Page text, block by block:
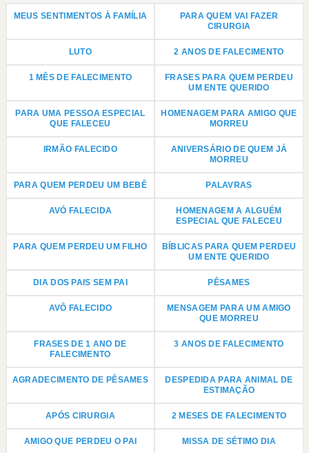
MEUS SENTIMENTOS À FAMÍLIA
PARA QUEM VAI FAZER
CIRURGIA
LUTO 2 ANOS DE FALECIMENTO
1 MÊS DE FALECIMENTO
FRASES PARA QUEM PERDEU
UM ENTE QUERIDO
PARA UMA PESSOA ESPECIAL
QUE FALECEU
HOMENAGEM PARA AMIGO QUE
MORREU
IRMÃO FALECIDO
ANIVERSÁRIO DE QUEM JÁ
MORREU
PARA QUEM PERDEU UM BEBÊ PALAVRAS
AVÓ FALECIDA
HOMENAGEM A ALGUÉM
ESPECIAL QUE FALECEU
PARA QUEM PERDEU UM FILHO
BÍBLICAS PARA QUEM PERDEU
UM ENTE QUERIDO
DIA DOS PAIS SEM PAI PÊSAMES
AVÔ FALECIDO
MENSAGEM PARA UM AMIGO
QUE MORREU
FRASES DE 1 ANO DE
FALECIMENTO
3 ANOS DE FALECIMENTO
AGRADECIMENTO DE PÊSAMES
DESPEDIDA PARA ANIMAL DE
ESTIMAÇÃO
APÓS CIRURGIA 2 MESES DE FALECIMENTO
AMIGO QUE PERDEU O PAI MISSA DE SÉTIMO DIA